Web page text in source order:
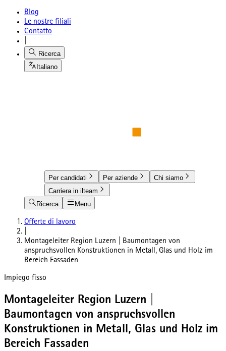
Blog
Le nostre filiali
Contatto
Ricerca
Italiano
Per candidati Per aziende
Chi siamo
Carriera in ilteam
Ricerca
Menu
Offerte di lavoro
Montageleiter Region Luzern | Baumontagen von
anspruchsvollen Konstruktionen in Metall, Glas und Holz im
Bereich Fassaden
Impiego fisso
Montageleiter Region Luzern |
Baumontagen von anspruchsvollen
Konstruktionen in Metall, Glas und Holz im
Bereich Fassaden